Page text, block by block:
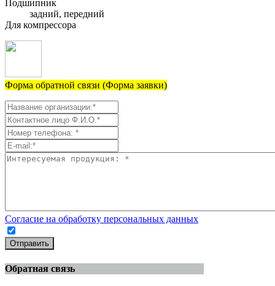
Подшипник
задний, передний
Для компрессора
Форма обратной связи (Форма заявки)
Согласие на обработку персональных данных
Отправить
Обратная связь